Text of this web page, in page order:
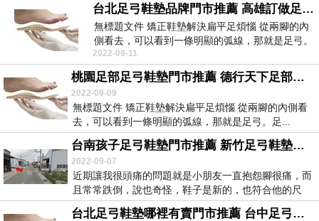
台北足弓鞋墊品牌門市推薦 高雄訂做足弓鞋墊門市推薦 倪海廈針灸治療足底筋膜炎87460
無標題文件 矯正鞋墊解決扁平足煩惱 從兩腳的內
側看去，可以看到一條明顯的弧線，那就是足弓。
足...
2022-09-11
桃園足部足弓鞋墊門市推薦 德行天下足部足弓鞋墊門市推薦 拉伸腓腸肌足底筋膜炎25042
2022-09-09
無標題文件 矯正鞋墊解決扁平足煩惱 從兩腳的內側看
去，可以看到一條明顯的弧線，那就是足弓。足...
台南孩子足弓鞋墊門市推薦 新竹足弓鞋墊的作用門市推薦 足底筋膜炎滾瓶子有用麽77097
2022-09-07
近期讓我很頭痛的問題就是小朋友一直抱怨腳很痛，而
且常常跌倒，說也奇怪，鞋子是新的，也符合他的尺
寸，但...
台北足弓鞋墊哪裡有賣門市推薦 台中足弓足弓鞋墊門市推薦 什麽事足底筋膜炎2678